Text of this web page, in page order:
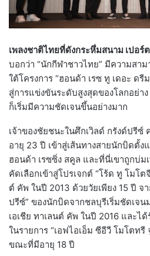
เพลงชาติไทยที่ดังกระหึ่มสนาม เปอร์
บอกว่า “นักกีฬาชาวไทย” มีความสา
ใต้โครงการ “ฮอนด้า เรซ ทู เดอะ ด
สู่การแข่งขันระดับสูงสุดของโลกอย่า
ก็เริ่มมีความชัดเจนขึ้นอย่างมาก
เจ้าของชัยชนะในศึกเวิลด์ กรังด์ปรี
อายุ 23 ปี เข้าสู่เส้นทางสายนักบิดตั้ง
ฮอนด้า เรซซิ่ง สคูล และที่นี่เขาถูกบ่ม
คัดเลือกเข้าสู่โปรเจกต์ “โร้ด ทู โมโต
ต์ คัพ ในปี 2013 ด้วยวัยเพียง 15 ปี จ
ปรีซ์” ของนักบิดจากชลบุรีเริ่มชัดเจ
เอเชีย ทาเลนต์ คัพ ในปี 2016 และไ
ในรายการ “เอฟไอเอ็ม ซีอีวี โมโตทรี
ขณะที่มีอายุ 18 ปี